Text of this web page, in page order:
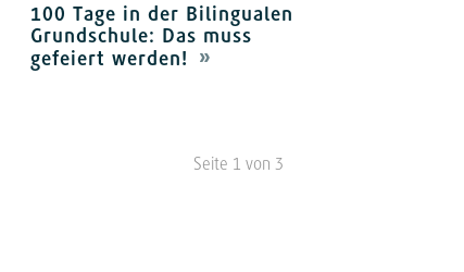
100 Tage in der Bilingualen
Grundschule: Das muss
gefeiert werden!
Seite 1 von 3